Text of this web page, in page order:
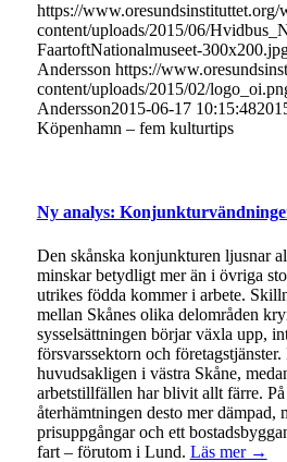
https://www.oresundsinstituttet.org/
content/uploads/2015/06/
FaartoftNationalmuseet-
Andersson https://
content/uploads/2015/02/
Andersson2015-06-17 10:15:48
Köpenhamn – fem kulturtips
Ny analys:
Den skånska konjunkturen ljusnar
minskar betydligt mer än i övriga
utrikes födda kommer i arbete.
mellan Skånes olika delområden
sysselsättningen börjar växla upp,
försvarssektorn och
huvudsakligen i västra Skåne,
arbetstillfällen har blivit allt färre. På
återhämtningen desto mer dämpad,
prisuppgångar och ett
fart – förutom i Lund. Läs mer →